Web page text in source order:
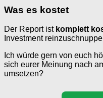
Was es kostet
Der Report ist komplett
Investment
Ich würde gern von euch
sich eurer Meinung nach
umsetzen?